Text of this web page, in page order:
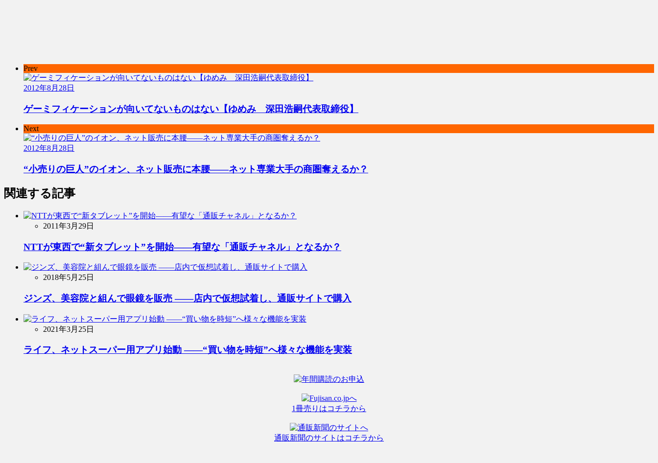
Prev
2012年8月28日
ゲーミフィケーションが向いてないものはない【ゆめみ 深田浩嗣代表取締役】
Next
2012年8月28日
“小売りの巨人”のイオン、ネット販売に本腰――ネット専業大手の商圏奪えるか？
関連する記事
2011年3月29日
NTTが東西で“新タブレット”を開始――有望な「通販チャネル」となるか？
2018年5月25日
ジンズ、美容院と組んで眼鏡を販売 ――店内で仮想試着し、通販サイトで購入
2021年3月25日
ライフ、ネットスーパー用アプリ始動 ――“買い物を時短”へ様々な機能を実装
1冊売りはコチラから
通販新聞のサイトはコチラから